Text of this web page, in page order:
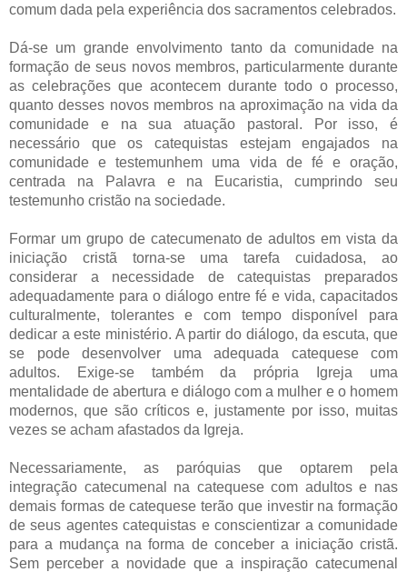
comum dada pela experiência dos sacramentos celebrados.
Dá-se um grande envolvimento tanto da comunidade na
formação de seus novos membros, particularmente durante
as celebrações que acontecem durante todo o processo,
quanto desses novos membros na aproximação na vida da
comunidade e na sua atuação pastoral. Por isso, é
necessário que os catequistas estejam engajados na
comunidade e testemunhem uma vida de fé e oração,
centrada na Palavra e na Eucaristia, cumprindo seu
testemunho cristão na sociedade.
Formar um grupo de catecumenato de adultos em vista da
iniciação cristã torna-se uma tarefa cuidadosa, ao
considerar a necessidade de catequistas preparados
adequadamente para o diálogo entre fé e vida, capacitados
culturalmente, tolerantes e com tempo disponível para
dedicar a este ministério. A partir do diálogo, da escuta, que
se pode desenvolver uma adequada catequese com
adultos. Exige-se também da própria Igreja uma
mentalidade de abertura e diálogo com a mulher e o homem
modernos, que são críticos e, justamente por isso, muitas
vezes se acham afastados da Igreja.
Necessariamente, as paróquias que optarem pela
integração catecumenal na catequese com adultos e nas
demais formas de catequese terão que investir na formação
de seus agentes catequistas e conscientizar a comunidade
para a mudança na forma de conceber a iniciação cristã.
Sem perceber a novidade que a inspiração catecumenal